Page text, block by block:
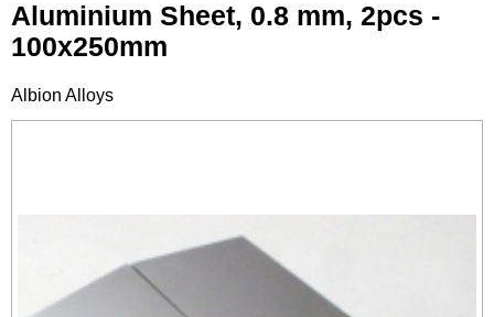
Aluminium Sheet, 0.8 mm, 2pcs -
100x250mm
Albion Alloys